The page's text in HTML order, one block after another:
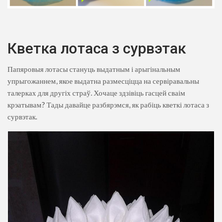
Кветка лотаса з сурвэтак
Папяровыя лотасы стануць выдатным і арыгінальным
упрыгожаннем, якое выдатна размесціцца на сервіравальны
талерках для другіх страў. Хочаце здзівіць гасцей сваім
крэатывам? Тады давайце разбярэмся, як рабіць кветкі лотаса з
сурвэтак.